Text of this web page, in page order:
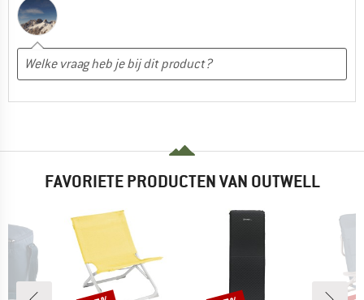
FAVORIETE PRODUCTEN VAN OUTWELL